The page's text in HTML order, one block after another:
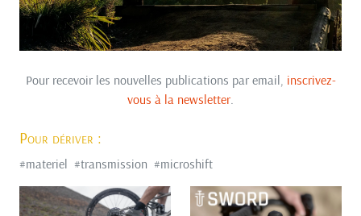
Pour recevoir les nouvelles publications par email, inscrivez-
vous à la newsletter.
Pour dériver :
#materiel #transmission #microshift